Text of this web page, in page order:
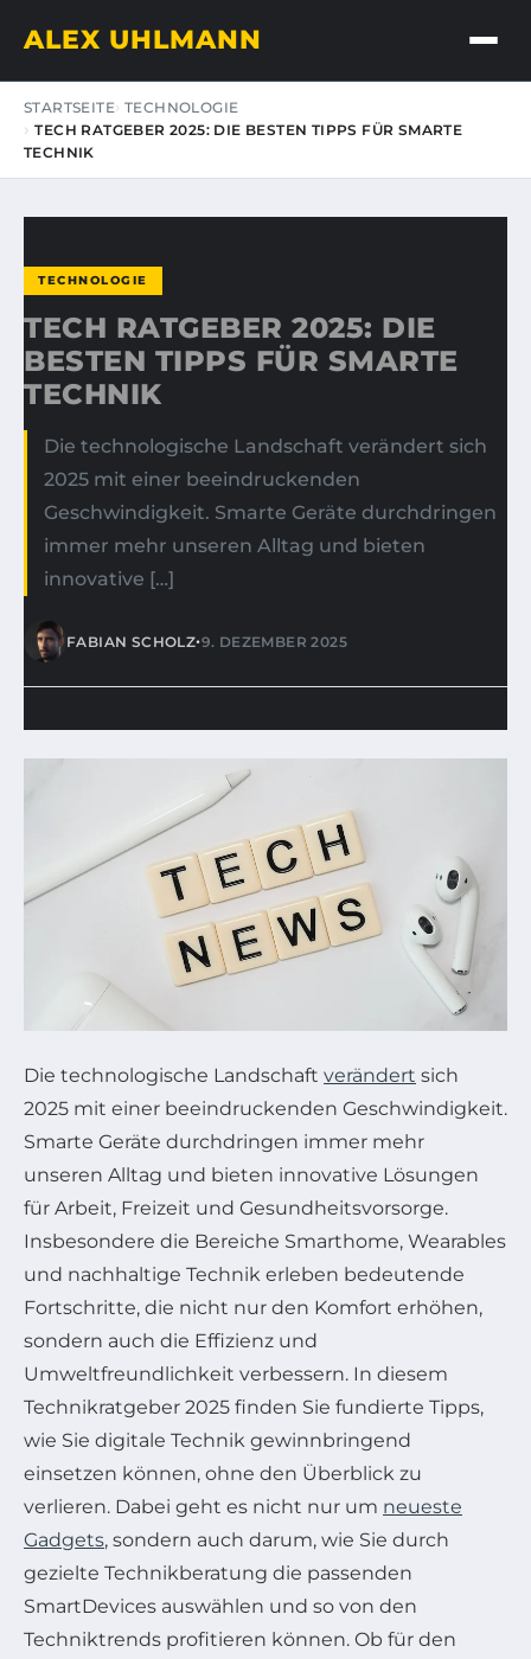
ALEX UHLMANN
STARTSEITE TECHNOLOGIE
TECH RATGEBER 2025: DIE BESTEN TIPPS FÜR SMARTE
TECHNIK
TECHNOLOGIE
TECH RATGEBER 2025: DIE
BESTEN TIPPS FÜR SMARTE
TECHNIK
Die technologische Landschaft verändert sich
2025 mit einer beeindruckenden
Geschwindigkeit. Smarte Geräte durchdringen
immer mehr unseren Alltag und bieten
innovative […]
FABIAN SCHOLZ•9. DEZEMBER 2025
Die technologische Landschaft verändert sich
2025 mit einer beeindruckenden Geschwindigkeit.
Smarte Geräte durchdringen immer mehr
unseren Alltag und bieten innovative Lösungen
für Arbeit, Freizeit und Gesundheitsvorsorge.
Insbesondere die Bereiche Smarthome, Wearables
und nachhaltige Technik erleben bedeutende
Fortschritte, die nicht nur den Komfort erhöhen,
sondern auch die Effizienz und
Umweltfreundlichkeit verbessern. In diesem
Technikratgeber 2025 finden Sie fundierte Tipps,
wie Sie digitale Technik gewinnbringend
einsetzen können, ohne den Überblick zu
verlieren. Dabei geht es nicht nur um neueste
Gadgets, sondern auch darum, wie Sie durch
gezielte Technikberatung die passenden
SmartDevices auswählen und so von den
Techniktrends profitieren können. Ob für den